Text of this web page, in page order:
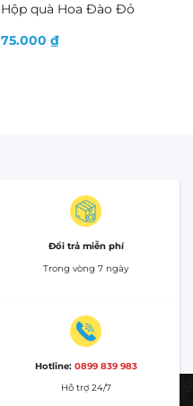
Hộp quà Hoa Đào Đỏ
75.000 ₫
Đổi trả miễn phí
Trong vòng 7 ngày
Hotline: 0899 839 983
Hỗ trợ 24/7